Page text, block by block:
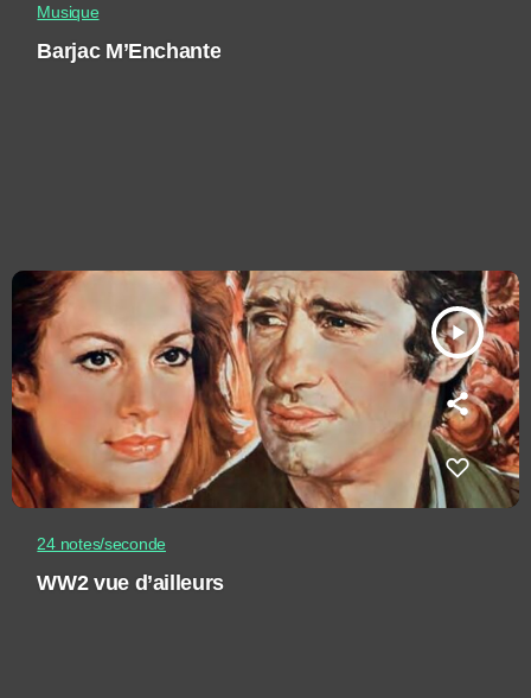
Musique
Barjac M’Enchante
play_arrow
24 notes/seconde
WW2 vue d’ailleurs